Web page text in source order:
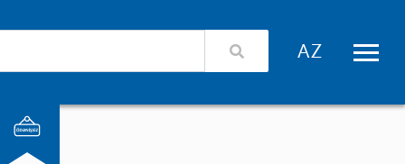
Xidmət təminatçıları üçün giriş